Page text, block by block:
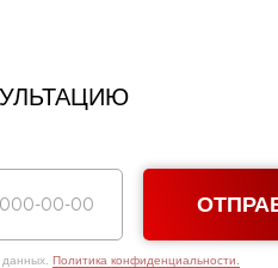
Политика конфиденциальности.